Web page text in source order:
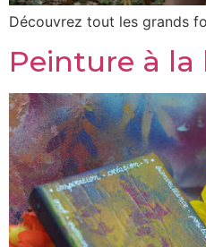
Découvrez tout les grands
Peinture à la